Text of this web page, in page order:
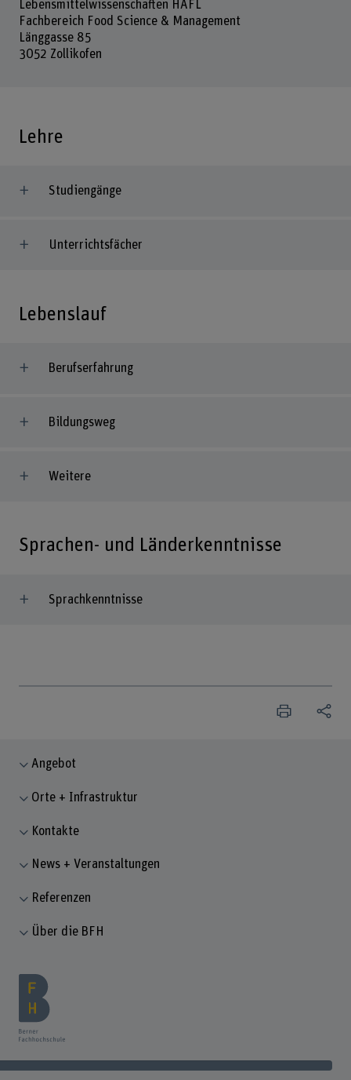
Lebensmittelwissenschaften HAFL
Fachbereich Food Science & Management
Länggasse 85
3052 Zollikofen
Lehre
Studiengänge
Unterrichtsfächer
Lebenslauf
Berufserfahrung
Bildungsweg
Weitere
Sprachen- und Länderkenntnisse
Sprachkenntnisse
Angebot
Orte + Infrastruktur
Kontakte
News + Veranstaltungen
Referenzen
Über die BFH